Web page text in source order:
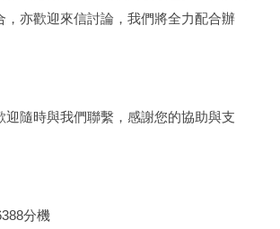
，亦歡迎來信討論，我們將全力配合辦
迎隨時與我們聯繫，感謝您的協助與支
分機